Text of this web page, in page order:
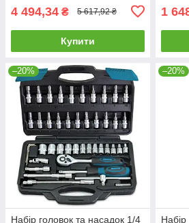
4 494,34 ₴ 5 617,92 ₴
Купити
1
–20%
Набір головок та насадок 1/4
–20%
Набір